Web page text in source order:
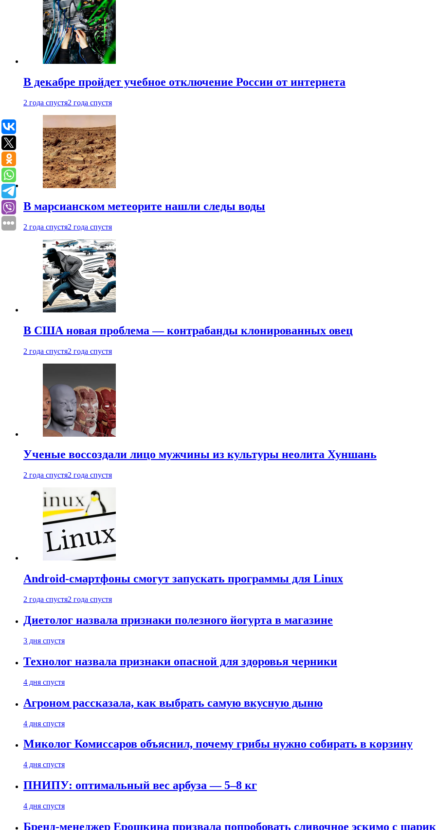
В декабре пройдет учебное отключение России от интернета
2 года спустя2 года спустя
В марсианском метеорите нашли следы воды
2 года спустя2 года спустя
В США новая проблема — контрабанды клонированных овец
2 года спустя2 года спустя
Ученые воссоздали лицо мужчины из культуры неолита Хуншань
2 года спустя2 года спустя
Android-смартфоны смогут запускать программы для Linux
2 года спустя2 года спустя
Диетолог назвала признаки полезного йогурта в магазине
3 дня спустя
Технолог назвала признаки опасной для здоровья черники
4 дня спустя
Агроном рассказала, как выбрать самую вкусную дыню
4 дня спустя
Миколог Комиссаров объяснил, почему грибы нужно собирать в корзину
4 дня спустя
ПНИПУ: оптимальный вес арбуза — 5–8 кг
4 дня спустя
Бренд-менеджер Ерошкина призвала попробовать сливочное эскимо с